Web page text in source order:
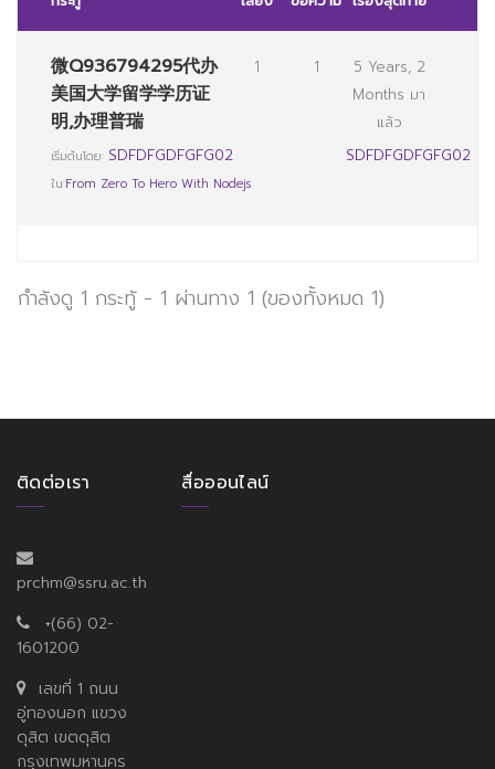
微Q936794295代办
美国大学留学学历证
明,办理普瑞
เริ่มต้นโดย: SDFDFGDFGFG02
ใน:From Zero To Hero With Nodejs
1 1
5 Years, 2
Months มา
แล้ว
SDFDFGDFGFG02
กำลังดู 1 กระทู้ - 1 ผ่านทาง 1 (ของทั้งหมด 1)
ติดต่อเรา
prchm@ssru.ac.th
+(66) 02-
1601200
เลขที่ 1 ถนน
อู่ทองนอก แขวง
ดุสิต เขตดุสิต
กรุงเทพมหานคร
สื่อออนไลน์